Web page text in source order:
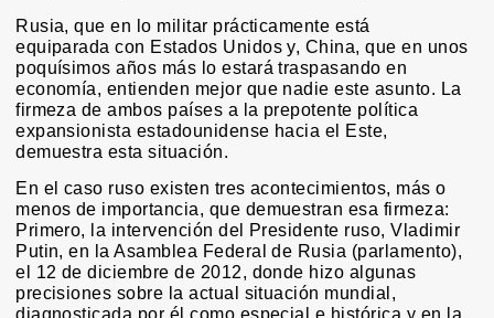
Rusia, que en lo militar prácticamente está
equiparada con Estados Unidos y, China, que en unos
poquísimos años más lo estará traspasando en
economía, entienden mejor que nadie este asunto. La
firmeza de ambos países a la prepotente política
expansionista estadounidense hacia el Este,
demuestra esta situación.
En el caso ruso existen tres acontecimientos, más o
menos de importancia, que demuestran esa firmeza:
Primero, la intervención del Presidente ruso, Vladimir
Putin, en la Asamblea Federal de Rusia (parlamento),
el 12 de diciembre de 2012, donde hizo algunas
precisiones sobre la actual situación mundial,